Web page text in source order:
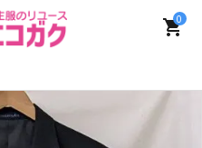
0
shopping_cart